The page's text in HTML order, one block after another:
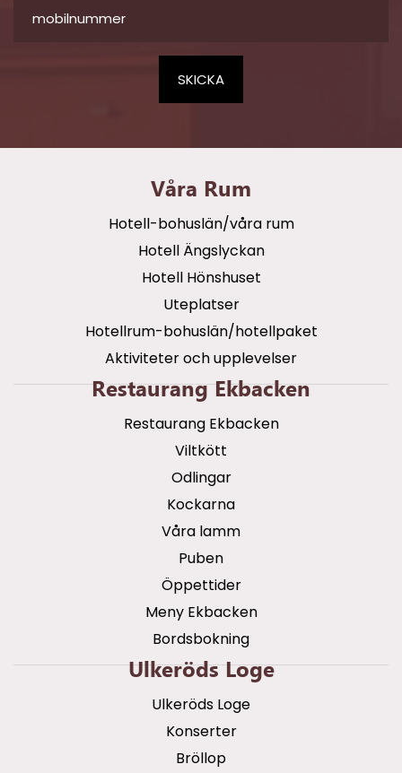
Våra Rum
Hotell-bohuslän/våra rum
Hotell Ängslyckan
Hotell Hönshuset
Uteplatser
Hotellrum-bohuslän/hotellpaket
Aktiviteter och upplevelser
Restaurang Ekbacken
Restaurang Ekbacken
Viltkött
Odlingar
Kockarna
Våra lamm
Puben
Öppettider
Meny Ekbacken
Bordsbokning
Ulkeröds Loge
Ulkeröds Loge
Konserter
Bröllop